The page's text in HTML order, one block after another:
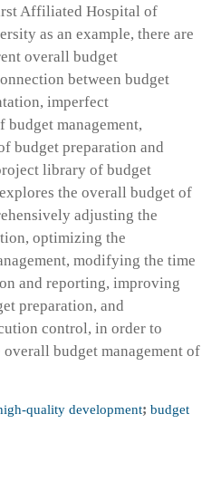
Affiliated Hospital of
as an example, there are
overall budget
between budget
imperfect
management,
budget preparation and
library of budget
the overall budget of
adjusting the
optimizing the
modifying the time
and reporting, improving
preparation, and
control, in order to
budget management of
quality development; budget